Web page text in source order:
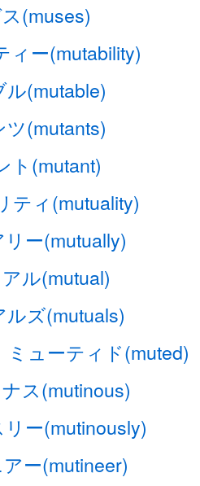
(muses)
ィー(mutability)
ル(mutable)
ツ(mutants)
ト(mutant)
ティ(mutuality)
ー(mutually)
ル(mutual)
ルズ(mutuals)
ミューティド(muted)
ス(mutinous)
ー(mutinously)
ー(mutineer)